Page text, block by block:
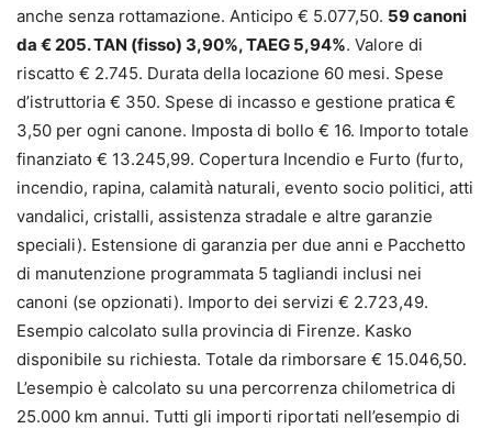
anche senza rottamazione. Anticipo € 5.077,50. 59 canoni
da € 205. TAN (fisso) 3,90%, TAEG 5,94%. Valore di
riscatto € 2.745. Durata della locazione 60 mesi. Spese
d’istruttoria € 350. Spese di incasso e gestione pratica €
3,50 per ogni canone. Imposta di bollo € 16. Importo totale
finanziato € 13.245,99. Copertura Incendio e Furto (furto,
incendio, rapina, calamità naturali, evento socio politici, atti
vandalici, cristalli, assistenza stradale e altre garanzie
speciali). Estensione di garanzia per due anni e Pacchetto
di manutenzione programmata 5 tagliandi inclusi nei
canoni (se opzionati). Importo dei servizi € 2.723,49.
Esempio calcolato sulla provincia di Firenze. Kasko
disponibile su richiesta. Totale da rimborsare € 15.046,50.
L’esempio è calcolato su una percorrenza chilometrica di
25.000 km annui. Tutti gli importi riportati nell’esempio di